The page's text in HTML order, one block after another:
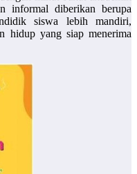
informal diberikan berupa
siswa lebih mandiri,
hidup yang siap menerima